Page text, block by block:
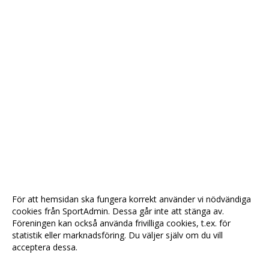
För att hemsidan ska fungera korrekt använder vi nödvändiga
cookies från SportAdmin. Dessa går inte att stänga av.
Föreningen kan också använda frivilliga cookies, t.ex. för
statistik eller marknadsföring. Du väljer själv om du vill
acceptera dessa.